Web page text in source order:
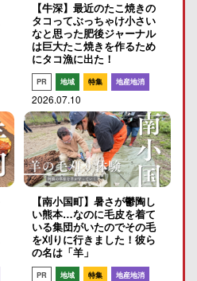
【牛深】最近のたこ焼きの
タコってぶっちゃけ小さい
なと思った肥後ジャーナル
は巨大たこ焼きを作るため
にタコ漁に出た！
PR 地域 特集 地産地消
2026.07.10
【南小国町】暑さが鬱陶し
い熊本…なのに毛皮を着て
いる集団がいたのでその毛
を刈りに行きました！彼ら
の名は「羊」
PR 地域 特集 地産地消